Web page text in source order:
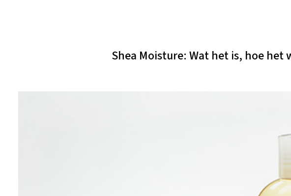
Shea Moisture: Wat het is, hoe